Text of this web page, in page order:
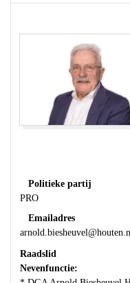
Politieke partij
PRO
Emailadres
Raadslid
Nevenfunctie: